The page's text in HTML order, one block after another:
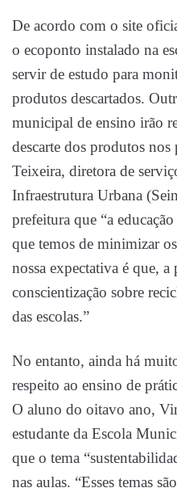
De acordo com o site
o ecoponto instalado na
servir de estudo para
produtos descartados.
municipal de ensino irão
descarte dos produtos nos
Teixeira, diretora de
Infraestrutura Urbana
prefeitura que “a
que temos de minimizar
nossa expectativa é que, a
conscientização sobre
das escolas.”
No entanto, ainda há
respeito ao ensino de
O aluno do oitavo ano,
estudante da Escola
que o tema
nas aulas. “Esses temas